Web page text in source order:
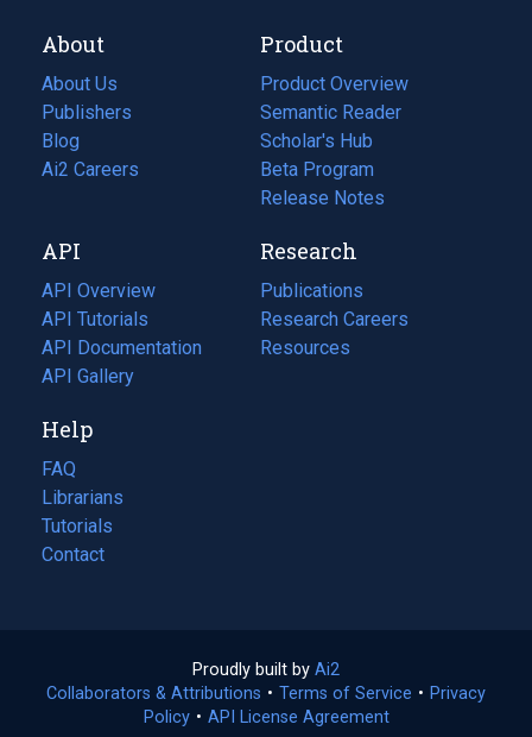
About
About Us
Publishers
Blog
(opens
in
tab)
Ai2 Careers
(opens
new
tab)
Product
Product Overview
Semantic Reader
Scholar's Hub
Beta Program
Release Notes
API
API Overview
API Tutorials
API Documentation
(opens
in
new
tab)
API Gallery
Research
Publications
(opens
in
a
Research Careers
(opens
in
Resources
(opens
Help
FAQ
Librarians
Tutorials
Contact
Proudly built by Ai2
in
a
Collaborators & Attributions • Terms of Service (opens
• Privacy
Policy(opens
• API License Agreement